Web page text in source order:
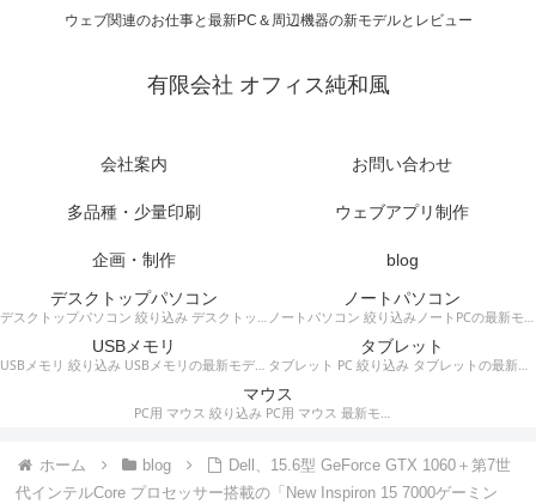
ウェブ関連のお仕事と最新PC＆周辺機器の新モデルとレビュー
有限会社 オフィス純和風
会社案内 お問い合わせ
多品種・少量印刷 ウェブアプリ制作
企画・制作
blog
デスクトップパソコン
デスクトップパソコン 絞り込み デスクトップPCの最新モデルやスペック・仕様に関する情報。
ノートパソコン
ノートパソコン 絞り込みノートPCの最新モデルやスペック・仕様に関する情報。
USBメモリ
USBメモリ 絞り込み USBメモリの最新モデルやスペック・仕様に関する情報。
タブレット
タブレット PC 絞り込み タブレットの最新モデルやスペック・仕様に関する情報。
マウス
PC用 マウス 絞り込み PC用 マウス 最新モデルやスペック・仕様に関する情報。ワイヤレスマウス、有線マウス、接続タイプなど。
ホーム blog
Dell、15.6型 GeForce GTX 1060＋第7世
代インテルCore プロセッサー搭載の「New Inspiron 15 7000ゲーミン